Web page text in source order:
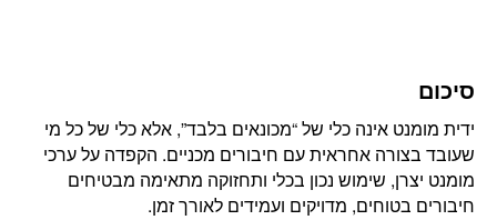
סיכום
ידית מומנט אינה כלי של “מכונאים בלבד”, אלא כלי של כל מי
שעובד בצורה אחראית עם חיבורים מכניים. הקפדה על ערכי
מומנט יצרן, שימוש נכון בכלי ותחזוקה מתאימה מבטיחים
חיבורים בטוחים, מדויקים ועמידים לאורך זמן.